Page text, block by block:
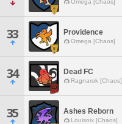
Omega [Chaos]
33 Providence
Omega [Chaos]
34 Dead FC
Ragnarok [Chaos]
35 Ashes Reborn
Louisoix [Chaos]